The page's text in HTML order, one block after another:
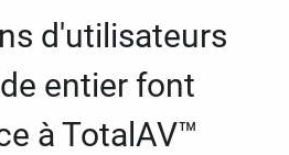
d'utilisateurs
entier font
à TotalAV™